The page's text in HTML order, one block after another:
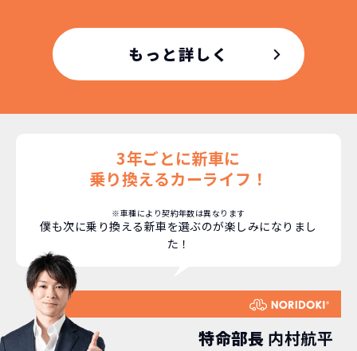
もちろん、その人によりますが、最新型
車に常に乗り続けられるのは気持ちよ
く、人にも自慢できます！
もっと詳しく
3年ごとに新車に
乗り換えるカーライフ！
※車種により契約年数は異なります
僕も次に乗り換える新車を選ぶのが楽しみになりまし
た！
特命部長 内村航平